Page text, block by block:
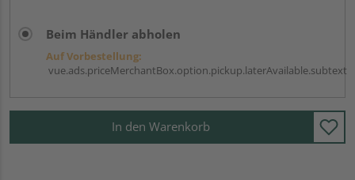
Beim Händler abholen
Auf Vorbestellung:
vue.ads.priceMerchantBox.option.pickup.laterAvailable.subtext
In den Warenkorb